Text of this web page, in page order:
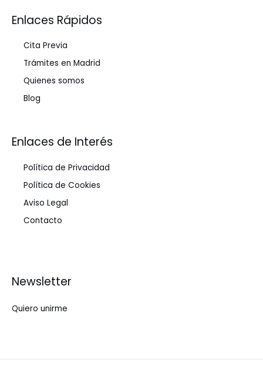
Enlaces Rápidos
Cita Previa
Trámites en Madrid
Quienes somos
Blog
Enlaces de Interés
Política de Privacidad
Política de Cookies
Aviso Legal
Contacto
Newsletter
Quiero unirme